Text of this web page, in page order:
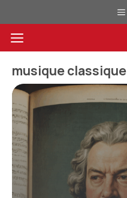
au
contenuMenu
musique classique